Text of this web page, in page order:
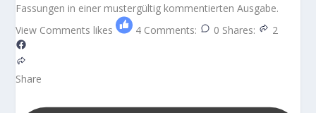
Fassungen in einer mustergültig kommentierten Ausgabe.
View Comments likes 4 Comments: 0 Shares: 2
Share